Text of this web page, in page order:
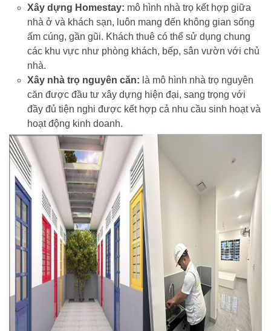
Xây dựng Homestay: mô hình nhà trọ kết hợp giữa
nhà ở và khách sạn, luôn mang đến không gian sống
ấm cúng, gần gũi. Khách thuê có thể sử dụng chung
các khu vực như phòng khách, bếp, sân vườn với chủ
nhà.
Xây nhà trọ nguyên căn: là mô hình nhà trọ nguyên
căn được đầu tư xây dựng hiện đại, sang trọng với
đầy đủ tiện nghi được kết hợp cả nhu cầu sinh hoạt và
hoạt động kinh doanh.